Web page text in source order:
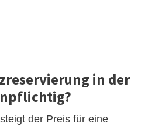
in der
der Preis für eine